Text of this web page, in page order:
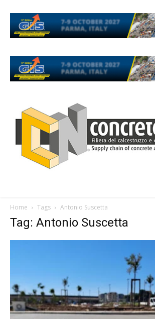
Home Tags Antonio Suscetta
Tag: Antonio Suscetta